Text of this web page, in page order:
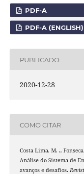
PDF-A
PDF-A (ENGLISH)
PUBLICADO
2020-12-28
COMO CITAR
Costa Lima, M. .,
Análise do Sistema de
avanços e desafios.